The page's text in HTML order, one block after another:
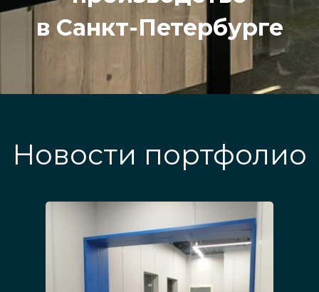
в Санкт-Петербурге
Новости портфолио